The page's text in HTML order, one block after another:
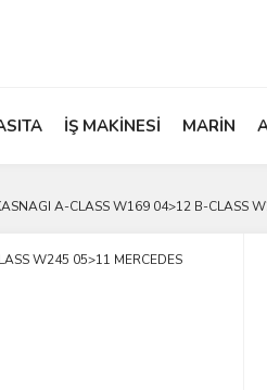
İŞ MAKİNESİ MARİN
A-CLASS W169 04>12 B-CLASS